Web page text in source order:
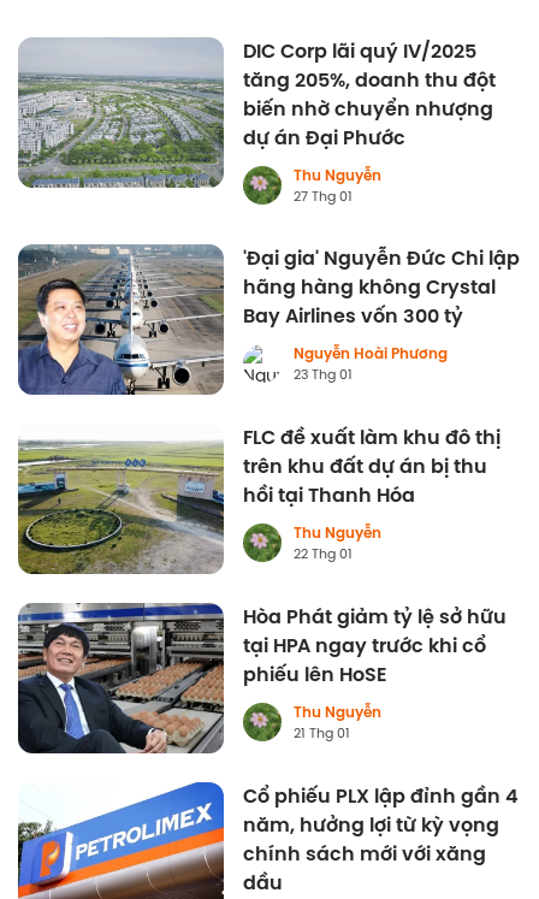
DIC Corp lãi quý IV/2025
tăng 205%, doanh thu đột
biến nhờ chuyển nhượng
dự án Đại Phước
Thu Nguyễn
27 Thg 01
'Đại gia' Nguyễn Đức Chi lập
hãng hàng không Crystal
Bay Airlines vốn 300 tỷ
Nguyễn Hoài Phương
23 Thg 01
FLC đề xuất làm khu đô thị
trên khu đất dự án bị thu
hồi tại Thanh Hóa
Thu Nguyễn
22 Thg 01
Hòa Phát giảm tỷ lệ sở hữu
tại HPA ngay trước khi cổ
phiếu lên HoSE
Thu Nguyễn
21 Thg 01
Cổ phiếu PLX lập đỉnh gần 4
năm, hưởng lợi từ kỳ vọng
chính sách mới với xăng
dầu